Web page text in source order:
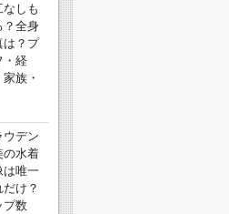
なしも
？全身
は？プ
・経
家族・
ウデン
の水着
は唯一
だけ？
プ数